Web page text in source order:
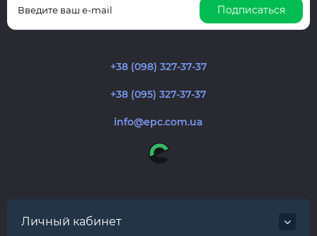
Подписаться
+38 (098) 327-37-37
+38 (095) 327-37-37
info@epc.com.ua
Личный кабинет